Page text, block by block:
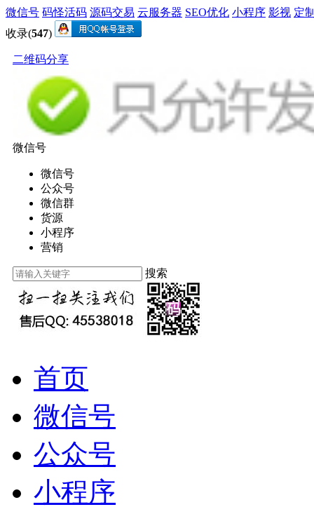
微信号 码怪活码 源码交易 云服务器 SEO优化 小程序 影视 定
收录(547)
二维码分享
微信号
微信号
公众号
微信群
货源
小程序
营销
搜索
首页
微信号
公众号
小程序